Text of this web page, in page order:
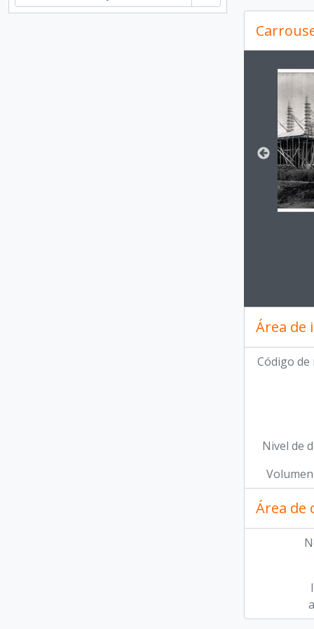
Área de
Código
Nivel de
Área de